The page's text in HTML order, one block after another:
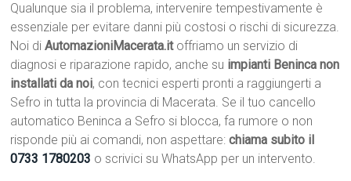
Qualunque sia il problema, intervenire tempestivamente è
essenziale per evitare danni più costosi o rischi di sicurezza.
Noi diAutomazioniMacerata.itoffriamo un servizio di
diagnosi e riparazione rapido, anche su impianti Beninca non
installati da noi, con tecnici esperti pronti a raggiungerti a
Sefro in tutta la provincia di Macerata. Se il tuo cancello
automatico Beninca a Sefro si blocca, fa rumore o non
risponde più ai comandi, non aspettare:chiama subito il
0733 1780203 o scrivici su WhatsApp per un intervento.